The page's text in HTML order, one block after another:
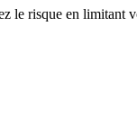
le risque en limitant